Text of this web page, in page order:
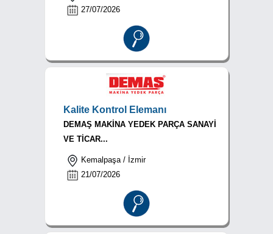
27/07/2026
Kalite Kontrol Elemanı
DEMAŞ MAKİNA YEDEK PARÇA SANAYİ
VE TİCAR...
Kemalpaşa / İzmir
21/07/2026